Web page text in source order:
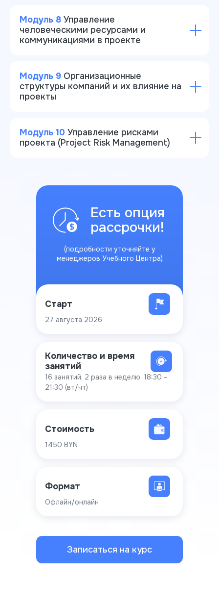
Модуль 8 Управление
человеческими ресурсами и
коммуникациями в проекте
Модуль 9 Организационные
структуры компаний и их влияние на
проекты
Модуль 10 Управление рисками
проекта (Project Risk Management)
Записаться на курс
Есть опция
рассрочки!
(подробности уточняйте у
менеджеров Учебного Центра)
Количество и время
занятий
16 занятий, 2 раза в неделю, 18:30 –
21:30 (вт/чт)
Стоимость
1450 BYN
Формат
Офлайн/онлайн
Старт
27 августа 2026